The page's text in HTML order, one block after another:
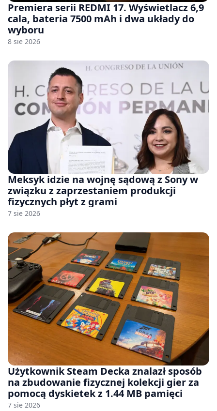
Premiera serii REDMI 17. Wyświetlacz 6,9
cala, bateria 7500 mAh i dwa układy do
wyboru
8 sie 2026
Meksyk idzie na wojnę sądową z Sony w
związku z zaprzestaniem produkcji
fizycznych płyt z grami
7 sie 2026
Użytkownik Steam Decka znalazł sposób
na zbudowanie fizycznej kolekcji gier za
pomocą dyskietek z 1.44 MB pamięci
7 sie 2026